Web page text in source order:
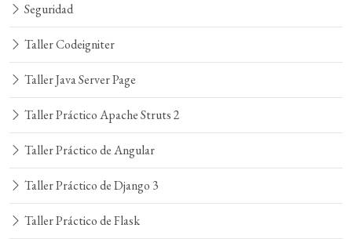
Seguridad
Taller Codeigniter
Taller Java Server Page
Taller Práctico Apache Struts 2
Taller Práctico de Angular
Taller Práctico de Django 3
Taller Práctico de Flask